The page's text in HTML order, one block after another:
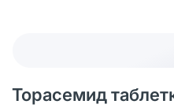
Торасемид